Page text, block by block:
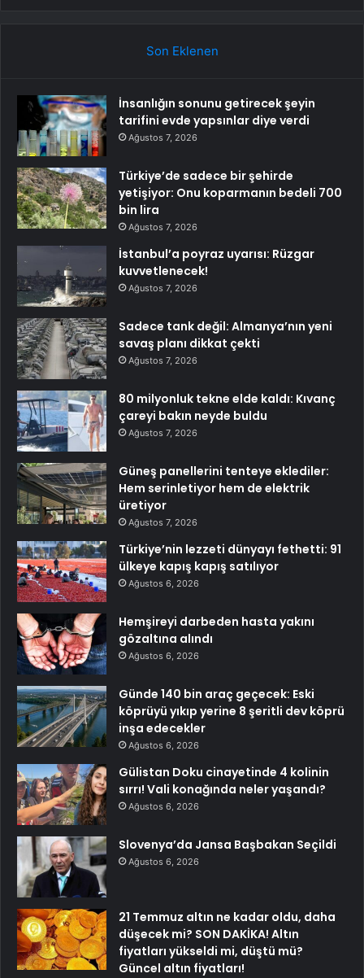
Son Eklenen
İnsanlığın sonunu getirecek şeyin
tarifini evde yapsınlar diye verdi
Ağustos 7, 2026
Türkiye’de sadece bir şehirde
yetişiyor: Onu koparmanın bedeli 700
bin lira
Ağustos 7, 2026
İstanbul’a poyraz uyarısı: Rüzgar
kuvvetlenecek!
Ağustos 7, 2026
Sadece tank değil: Almanya’nın yeni
savaş planı dikkat çekti
Ağustos 7, 2026
80 milyonluk tekne elde kaldı: Kıvanç
çareyi bakın neyde buldu
Ağustos 7, 2026
Güneş panellerini tenteye eklediler:
Hem serinletiyor hem de elektrik
üretiyor
Ağustos 7, 2026
Türkiye’nin lezzeti dünyayı fethetti: 91
ülkeye kapış kapış satılıyor
Ağustos 6, 2026
Hemşireyi darbeden hasta yakını
gözaltına alındı
Ağustos 6, 2026
Günde 140 bin araç geçecek: Eski
köprüyü yıkıp yerine 8 şeritli dev köprü
inşa edecekler
Ağustos 6, 2026
Gülistan Doku cinayetinde 4 kolinin
sırrı! Vali konağında neler yaşandı?
Ağustos 6, 2026
Slovenya’da Jansa Başbakan Seçildi
Ağustos 6, 2026
21 Temmuz altın ne kadar oldu, daha
düşecek mi? SON DAKİKA! Altın
fiyatları yükseldi mi, düştü mü?
Güncel altın fiyatları!